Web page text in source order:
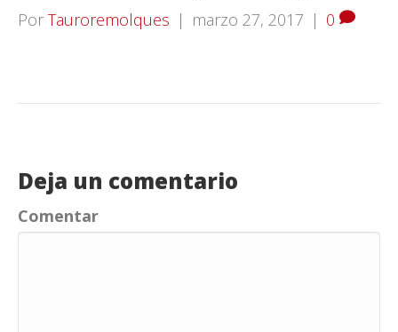
Por Tauroremolques | marzo 27, 2017 | 0
Deja un comentario
Comentar